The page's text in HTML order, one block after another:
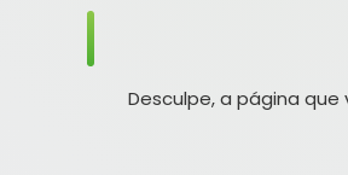
Desculpe, a página